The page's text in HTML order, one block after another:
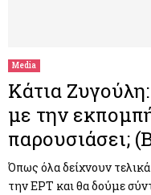
Media
Κάτια
με την
παρουσιάσει;
Όπως όλα δείχνουν
την ΕΡΤ και θα δούμε